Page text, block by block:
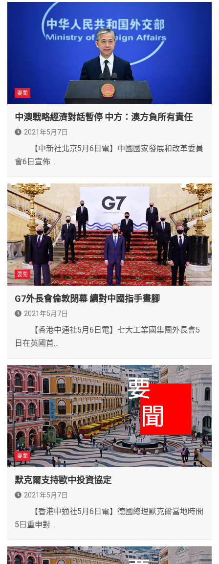
要聞
中澳戰略經濟對話暫停 中方：澳方負所有責任
2021年5月7日
【中新社北京5月6日電】中國國家發展和改革委員
會6日宣佈…
要聞
G7外長會倫敦閉幕 續對中國指手畫腳
2021年5月7日
【香港中通社5月6日電】七大工業國集團外長會5
日在英國首…
要聞
默克爾支持歐中投資協定
2021年5月7日
【香港中通社5月6日電】德國總理默克爾當地時間
5日重申對…